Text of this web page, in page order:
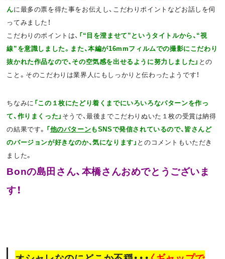
んに最多の票を得た事をお伝えし、こだわりポイントなどお話しを伺
ってみました！
こだわりのポイントは、 「“目を澄ませて”というタイトルから、“視
線”を意識しました。また、本編が16mmフィルムでの撮影にこだわり
抜かれた作品なので、その空気感を出せるように努力しました」 との
こと。そのこだわりは業界人にもしっかりと伝わったようです！
ちなみに 「この１枚にたどり着くまでにいろいろなパターンを作っ
て、作りまくった」 そうで、最後までこだわりぬいた１枚の受賞は納得
の結果です。 「他のパターンもSNSで発信されているので、皆さんど
のバージョンが好きなのか、気になります」 とのコメントもいただき
ました。
Bonの島田さん、本橋さんおめでとうございま
す！